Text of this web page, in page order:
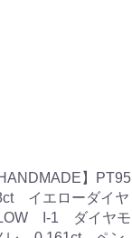
】PT95
イエローダイヤ
I-1 ダイヤモ